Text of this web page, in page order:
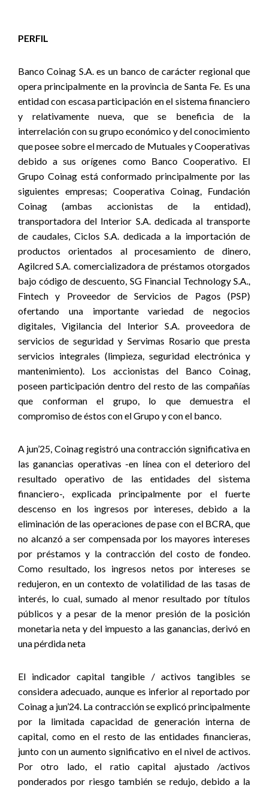
PERFIL
Banco Coinag S.A. es un banco de carácter regional que
opera principalmente en la provincia de Santa Fe. Es una
entidad con escasa participación en el sistema financiero
y relativamente nueva, que se beneficia de la
interrelación con su grupo económico y del conocimiento
queposee sobre el mercado de Mutuales y Cooperativas
debido a sus orígenes como Banco Cooperativo. El
Grupo Coinag está conformado principalmente por las
siguientes empresas; Cooperativa Coinag, Fundación
Coinag (ambas accionistas de la entidad),
transportadora del Interior S.A. dedicada al transporte
de caudales, Ciclos S.A. dedicada a la importación de
productos orientados al procesamiento de dinero,
Agilcred S.A. comercializadora de préstamos otorgados
bajo código de descuento, SG Financial Technology S.A.,
Fintech y Proveedor de Servicios de Pagos (PSP)
ofertando una importante variedad de negocios
digitales, Vigilancia del Interior S.A. proveedora de
servicios de seguridad y Servimas Rosario que presta
servicios integrales (limpieza, seguridad electrónica y
mantenimiento). Los accionistas del Banco Coinag,
poseen participación dentro del resto de las compañías
que conforman el grupo, lo que demuestra el
compromiso de éstos con el Grupo y con el banco.
A jun’25, Coinag registró una contracción significativa en
las ganancias operativas -en línea con el deterioro del
resultado operativo de las entidades del sistema
financiero-, explicada principalmente por el fuerte
descenso en los ingresos por intereses, debido a la
eliminación de las operaciones de pase con el BCRA, que
no alcanzó a ser compensada por los mayores intereses
por préstamos y la contracción del costo de fondeo.
Como resultado, los ingresos netos por intereses se
redujeron, en un contexto de volatilidad de las tasas de
interés, lo cual, sumado al menor resultado por títulos
públicos y a pesar de la menor presión de la posición
monetaria neta y del impuesto a las ganancias, derivó en
una pérdida neta
El indicador capital tangible / activos tangibles se
considera adecuado, aunque es inferior al reportado por
Coinag a jun’24. La contracción se explicó principalmente
por la limitada capacidad de generación interna de
capital, como en el resto de las entidades financieras,
junto con un aumento significativo en el nivel de activos.
Por otro lado, el ratio capital ajustado /activos
ponderados por riesgo también se redujo, debido a la